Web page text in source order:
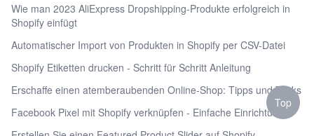
Wie man 2023 AliExpress Dropshipping-Produkte erfolgreich in
Shopify einfügt
Automatischer Import von Produkten in Shopify per CSV-Datei
Shopify Etiketten drucken - Schritt für Schritt Anleitung
Erschaffe einen atemberaubenden Online-Shop: Tipps und Tricks
Facebook Pixel mit Shopify verknüpfen - Einfache Einrichtung!
Top